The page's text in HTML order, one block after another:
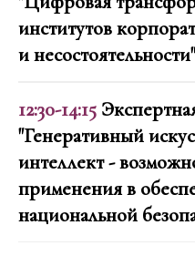
институтов
и несостоятельности"
12:30-14:15
"Генеративный
интеллект -
применения в
национальной